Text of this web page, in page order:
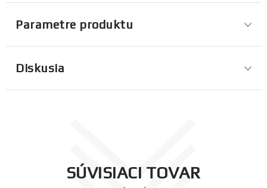
Parametre produktu
Diskusia
SÚVISIACI TOVAR